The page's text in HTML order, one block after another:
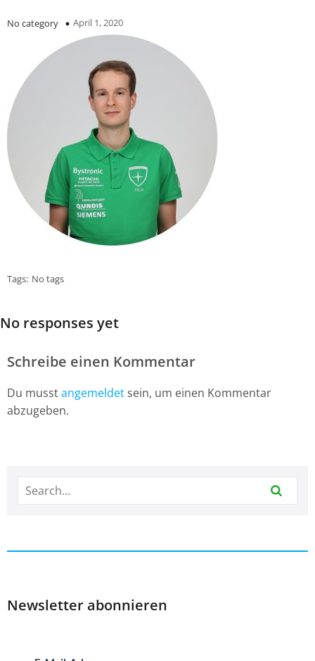
No category April 1, 2020
Tags: No tags
No responses yet
Schreibe einen Kommentar
Du musstangemeldet sein, um einen Kommentar
abzugeben.
Newsletter abonnieren